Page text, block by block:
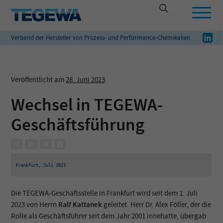
Verband der Hersteller von Prozess- und Performance-Chemikalien
Veröffentlicht am28. Juni 2023
Wechsel in TEGEWA-
Geschäftsführung
Frankfurt, Juli 2023
Die TEGEWA-Geschäftsstelle in Frankfurt wird seit dem 1. Juli
2023 von Herrn Ralf Kattanek geleitet. Herr Dr. Alex Föller, der die
Rolle als Geschäftsführer seit dem Jahr 2001 innehatte, übergab